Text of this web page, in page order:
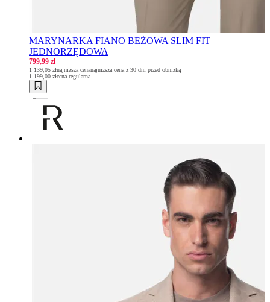
MARYNARKA FIANO BEŻOWA SLIM FIT
JEDNORZĘDOWA
799,99 zł
najniższa cena z 30 dni przed obniżką
najniższa cena
1 139,05 zł
cena regularna
1 199,00 zł